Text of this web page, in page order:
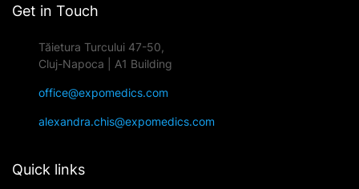
Get in Touch
Tăietura Turcului 47-50,
Cluj-Napoca | A1 Building
office@expomedics.com
alexandra.chis@expomedics.com
Quick links